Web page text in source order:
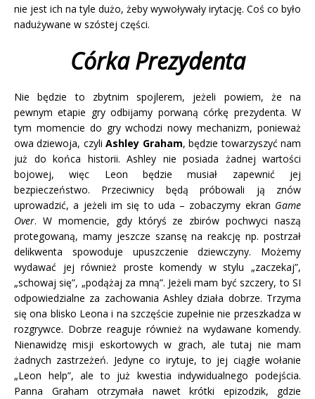
nie jest ich na tyle dużo, żeby wywoływały irytację. Coś co było
nadużywane w szóstej części.
Córka Prezydenta
Nie będzie to zbytnim spojlerem, jeżeli powiem, że na
pewnym etapie gry odbijamy porwaną córkę prezydenta. W
tym momencie do gry wchodzi nowy mechanizm, ponieważ
owa dziewoja, czyliAshley Graham, będzie towarzyszyć nam
już do końca historii. Ashley nie posiada żadnej wartości
bojowej, więc Leon będzie musiał zapewnić jej
bezpieczeństwo. Przeciwnicy będą próbowali ją znów
uprowadzić, a jeżeli im się to uda – zobaczymy ekran Game
Over. W momencie, gdy któryś ze zbirów pochwyci naszą
protegowaną, mamy jeszcze szansę na reakcję np. postrzał
delikwenta spowoduje upuszczenie dziewczyny. Możemy
wydawać jej również proste komendy w stylu „zaczekaj”,
„schowaj się”, „podążaj za mną”. Jeżeli mam być szczery, to SI
odpowiedzialne za zachowania Ashley działa dobrze. Trzyma
się ona blisko Leona i na szczęście zupełnie nie przeszkadza w
rozgrywce. Dobrze reaguje również na wydawane komendy.
Nienawidzę misji eskortowych w grach, ale tutaj nie mam
żadnych zastrzeżeń. Jedyne co irytuje, to jej ciągłe wołanie
„Leon help”, ale to już kwestia indywidualnego podejścia.
Panna Graham otrzymała nawet krótki epizodzik, gdzie